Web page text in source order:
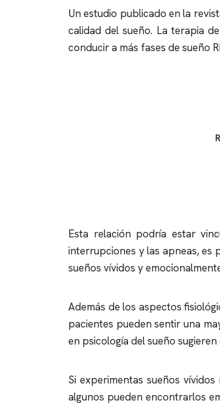
Un estudio publicado en la
calidad del sueño. La terapia
conducir a más fases de sueño
Esta relación podría estar
interrupciones y las apneas, es
sueños vívidos y
Además de los aspectos
pacientes pueden sentir una
en psicología del sueño
Si experimentas sueños
algunos pueden encontrarlos